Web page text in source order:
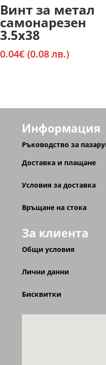
Винт за метал
самонарезен
3.5х38
0.04€ (0.08 лв.)
Информация
Ръководство за
Доставка и плащане
Условия за доставка
Връщане на стока
За клиента
Общи условия
Лични данни
Бисквитки